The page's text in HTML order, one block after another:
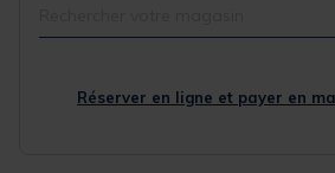
Réserver en ligne et payer en